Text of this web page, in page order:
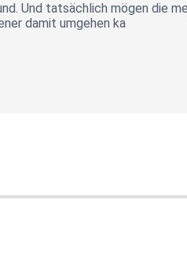
Und tatsächlich mögen die
damit umgehen ka